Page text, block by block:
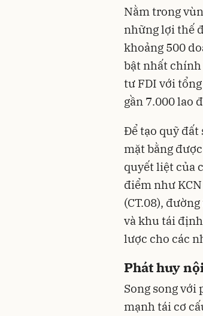
Nằm trong
những lợi thế
khoảng 500
bật nhất chính
tư FDI với
gần 7.000 lao
Để tạo quỹ
mặt bằng
quyết liệt của
điểm như
(CT.08),
và khu tái
lược cho các
Phát huy
Song song
mạnh tái cơ